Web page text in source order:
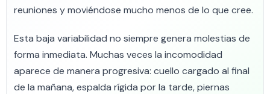
reuniones y moviéndose mucho menos de lo que cree.
Esta baja variabilidad no siempre genera molestias de
forma inmediata. Muchas veces la incomodidad
aparece de manera progresiva: cuello cargado al final
de la mañana, espalda rígida por la tarde, piernas